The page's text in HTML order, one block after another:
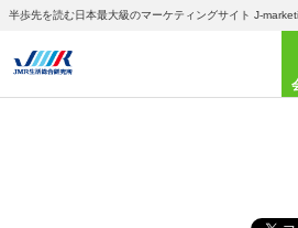
半歩先を読む日本最大級のマーケティングサイト J-